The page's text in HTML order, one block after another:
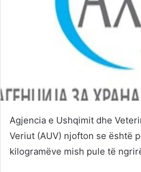
Agjencia e Ushqimit dhe
Veriut (AUV) njofton se është
kilogramëve mish pule të